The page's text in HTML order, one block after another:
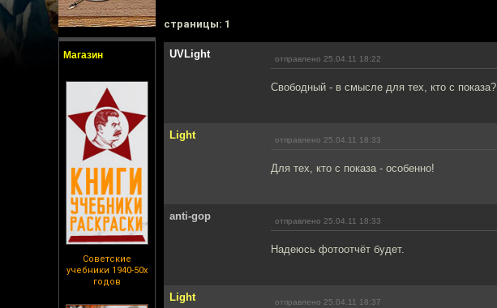
Магазин
Советские
учебники 1940-50х
годов
cтраницы: 1
UVLight отправлено 25.04.11 18:22
Свободный - в смысле для тех, кто с показа?
Light отправлено 25.04.11 18:33
Для тех, кто с показа - особенно!
anti-gop отправлено 25.04.11 18:33
Надеюсь фотоотчёт будет.
Light отправлено 25.04.11 18:37